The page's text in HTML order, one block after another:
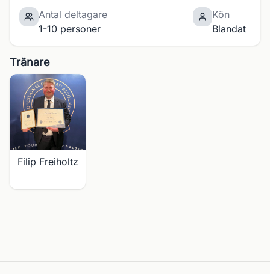
Antal deltagare
1-10 personer
Kön
Blandat
Tränare
Filip Freiholtz